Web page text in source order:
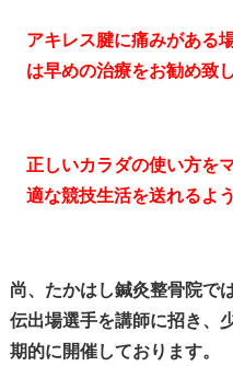
アキレス腱に痛みがある
は早めの治療をお勧め致し
正しいカラダの使い方を
適な競技生活を送れるよ
尚、たかはし鍼灸整骨院で
伝出場選手を講師に招き、
期的に開催しております。